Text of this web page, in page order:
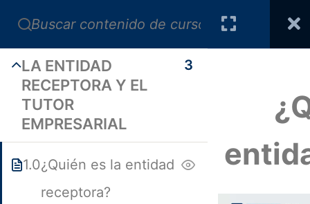
LA ENTIDAD
RECEPTORA Y EL
TUTOR
EMPRESARIAL
3
1.0¿Quién es la entidad
receptora?